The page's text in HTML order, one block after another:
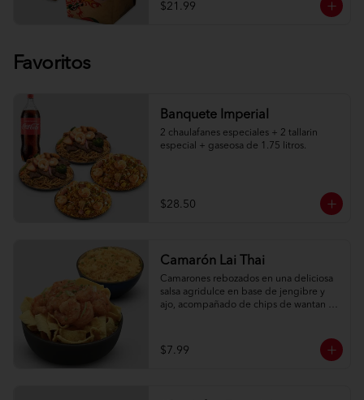
$21.99
Favoritos
Banquete Imperial
2 chaulafanes especiales + 2 tallarin
especial + gaseosa de 1.75 litros.
$28.50
Camarón Lai Thai
Camarones rebozados en una deliciosa
salsa agridulce en base de jengibre y
ajo, acompañado de chips de wantan y
$7.99